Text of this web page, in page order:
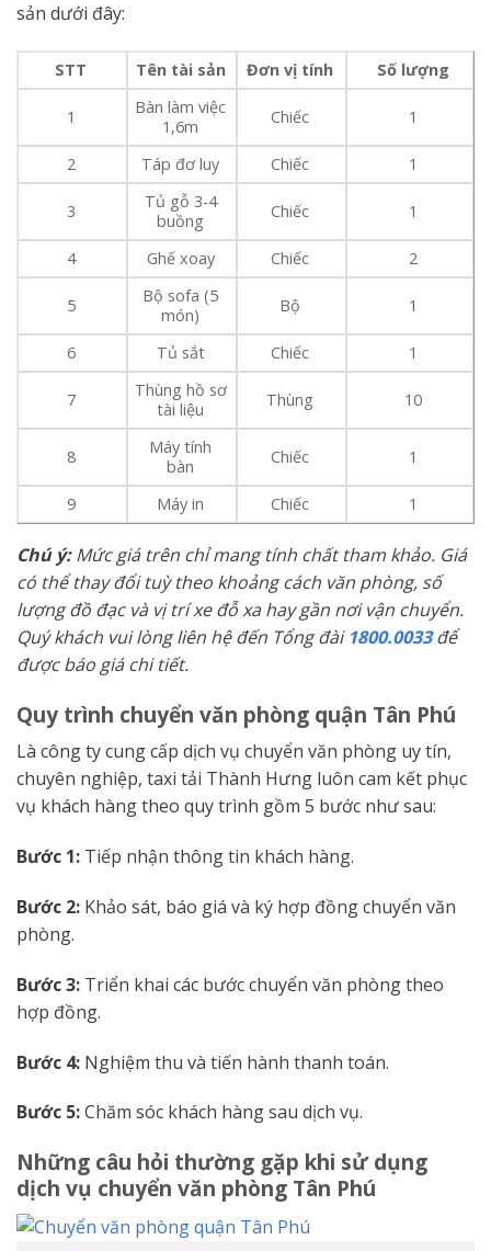
sản dưới đây:
STT Tên tài sản Đơn vị tính Số lượng
1
Bàn làm việc
1,6m
Chiếc 1
2 Táp đơ luy Chiếc 1
3
Tủ gỗ 3-4
buồng
Chiếc 1
4 Ghế xoay Chiếc 2
5
Bộ sofa (5
món)
Bộ 1
6 Tủ sắt Chiếc 1
7
Thùng hồ sơ
tài liệu
Thùng 10
8
Máy tính
bàn
Chiếc 1
9 Máy in Chiếc 1
Chú ý:Mức giá trên chỉ mang tính chất tham khảo. Giá
có thể thay đổi tuỳ theo khoảng cách văn phòng, số
lượng đồ đạc và vị trí xe đỗ xa hay gần nơi vận chuyển.
Quý khách vui lòng liên hệ đến Tổng đài 1800.0033 để
được báo giá chi tiết.
Quy trình chuyển văn phòng quận Tân Phú
Là công ty cung cấp dịch vụ chuyển văn phòng uy tín,
chuyên nghiệp, taxi tải Thành Hưng luôn cam kết phục
vụ khách hàng theo quy trình gồm 5 bước như sau:
Bước 1: Tiếp nhận thông tin khách hàng.
Bước 2: Khảo sát, báo giá và ký hợp đồng chuyển văn
phòng.
Bước 3: Triển khai các bước chuyển văn phòng theo
hợp đồng.
Bước 4: Nghiệm thu và tiến hành thanh toán.
Bước 5:Chăm sóc khách hàng sau dịch vụ.
Những câu hỏi thường gặp khi sử dụng
dịch vụ chuyển văn phòng Tân Phú